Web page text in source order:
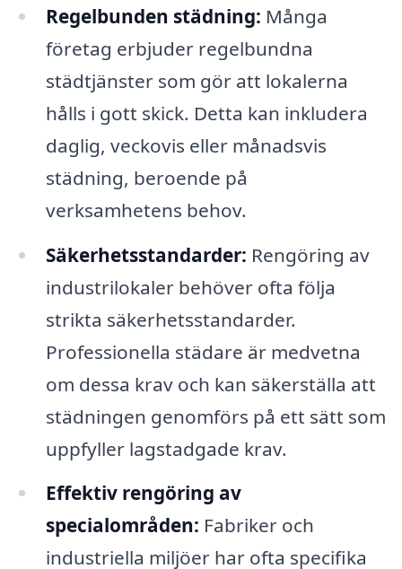
Regelbunden städning: Många
företag erbjuder regelbundna
städtjänster som gör att lokalerna
hålls i gott skick. Detta kan inkludera
daglig, veckovis eller månadsvis
städning, beroende på
verksamhetens behov.
Säkerhetsstandarder: Rengöring av
industrilokaler behöver ofta följa
strikta säkerhetsstandarder.
Professionella städare är medvetna
om dessa krav och kan säkerställa att
städningen genomförs på ett sätt som
uppfyller lagstadgade krav.
Effektiv rengöring av
specialområden: Fabriker och
industriella miljöer har ofta specifika